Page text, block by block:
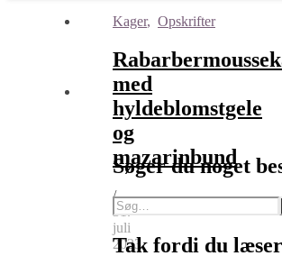
Kager, Opskrifter
med
hyldeblomstgele
og
mazarinbund
/
31.
juli
2023
Søger du noget
Tak fordi du